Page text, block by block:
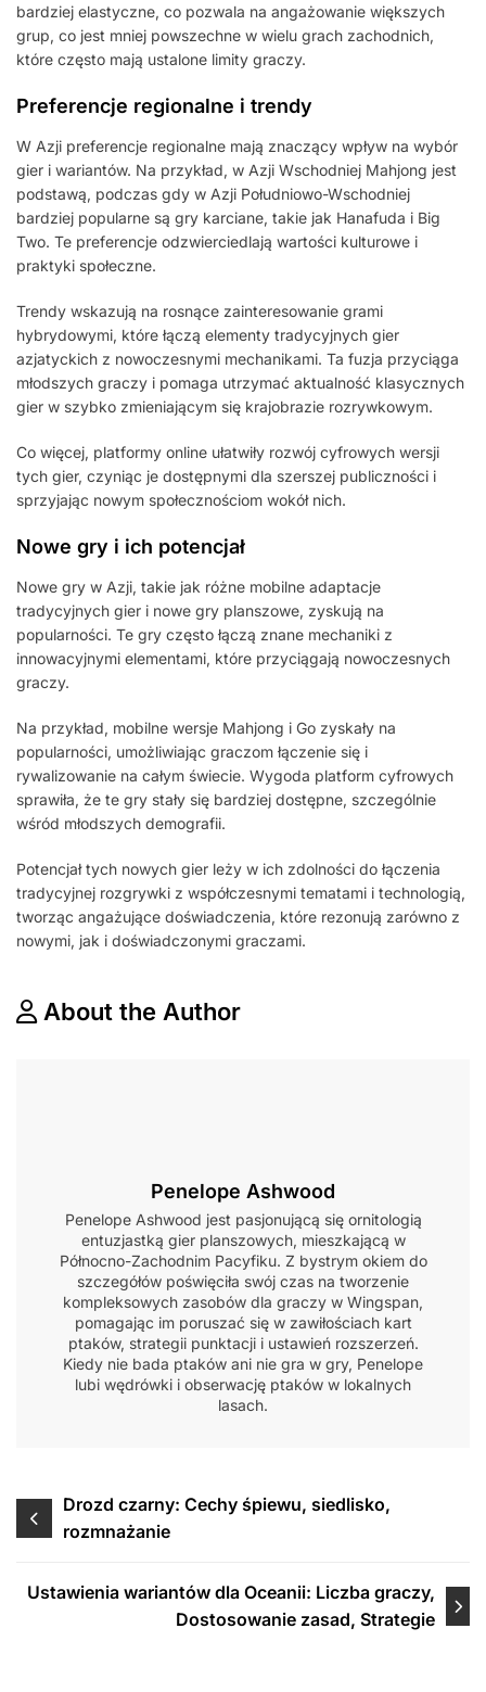
bardziej elastyczne, co pozwala na angażowanie większych
grup, co jest mniej powszechne w wielu grach zachodnich,
które często mają ustalone limity graczy.
Preferencje regionalne i trendy
W Azji preferencje regionalne mają znaczący wpływ na wybór
gier i wariantów. Na przykład, w Azji Wschodniej Mahjong jest
podstawą, podczas gdy w Azji Południowo-Wschodniej
bardziej popularne są gry karciane, takie jak Hanafuda i Big
Two. Te preferencje odzwierciedlają wartości kulturowe i
praktyki społeczne.
Trendy wskazują na rosnące zainteresowanie grami
hybrydowymi, które łączą elementy tradycyjnych gier
azjatyckich z nowoczesnymi mechanikami. Ta fuzja przyciąga
młodszych graczy i pomaga utrzymać aktualność klasycznych
gier w szybko zmieniającym się krajobrazie rozrywkowym.
Co więcej, platformy online ułatwiły rozwój cyfrowych wersji
tych gier, czyniąc je dostępnymi dla szerszej publiczności i
sprzyjając nowym społecznościom wokół nich.
Nowe gry i ich potencjał
Nowe gry w Azji, takie jak różne mobilne adaptacje
tradycyjnych gier i nowe gry planszowe, zyskują na
popularności. Te gry często łączą znane mechaniki z
innowacyjnymi elementami, które przyciągają nowoczesnych
graczy.
Na przykład, mobilne wersje Mahjong i Go zyskały na
popularności, umożliwiając graczom łączenie się i
rywalizowanie na całym świecie. Wygoda platform cyfrowych
sprawiła, że te gry stały się bardziej dostępne, szczególnie
wśród młodszych demografii.
Potencjał tych nowych gier leży w ich zdolności do łączenia
tradycyjnej rozgrywki z współczesnymi tematami i technologią,
tworząc angażujące doświadczenia, które rezonują zarówno z
nowymi, jak i doświadczonymi graczami.
About the Author
Penelope Ashwood
Penelope Ashwood jest pasjonującą się ornitologią
entuzjastką gier planszowych, mieszkającą w
Północno-Zachodnim Pacyfiku. Z bystrym okiem do
szczegółów poświęciła swój czas na tworzenie
kompleksowych zasobów dla graczy w Wingspan,
pomagając im poruszać się w zawiłościach kart
ptaków, strategii punktacji i ustawień rozszerzeń.
Kiedy nie bada ptaków ani nie gra w gry, Penelope
lubi wędrówki i obserwację ptaków w lokalnych
lasach.
Post
navigation
Drozd czarny: Cechy śpiewu, siedlisko,
rozmnażanie
Ustawienia wariantów dla Oceanii: Liczba graczy,
Dostosowanie zasad, Strategie